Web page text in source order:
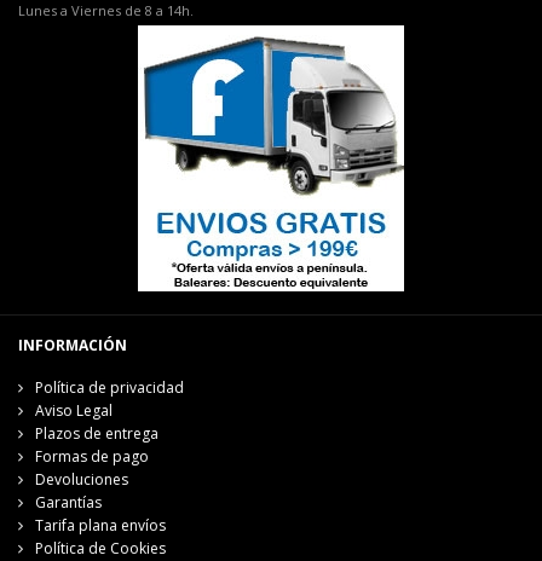
Lunes a Viernes de 8 a 14h.
INFORMACIÓN
Política de privacidad
Aviso Legal
Plazos de entrega
Formas de pago
Devoluciones
Garantías
Tarifa plana envíos
Política de Cookies